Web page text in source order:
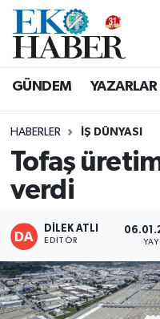
GÜNDEM YAZARLAR
HABERLER İŞ DÜNYASI
Tofaş
verdi
DİLEK ATLI
EDITÖR
Hava Durumu
Tüm Manşetler
Son Dakika
Haber Arşivi